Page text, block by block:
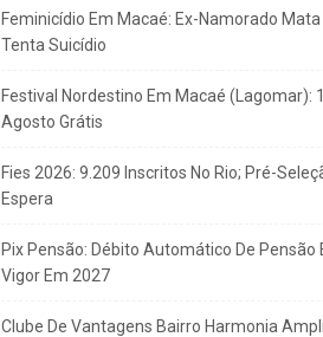
Feminicídio Em Macaé: Ex-Namorado Mata
Tenta Suicídio
Festival Nordestino Em Macaé (Lagomar):
Agosto Grátis
Fies 2026: 9.209 Inscritos No Rio; Pré-
Espera
Pix Pensão: Débito Automático De Pensão
Vigor Em 2027
Clube De Vantagens Bairro Harmonia